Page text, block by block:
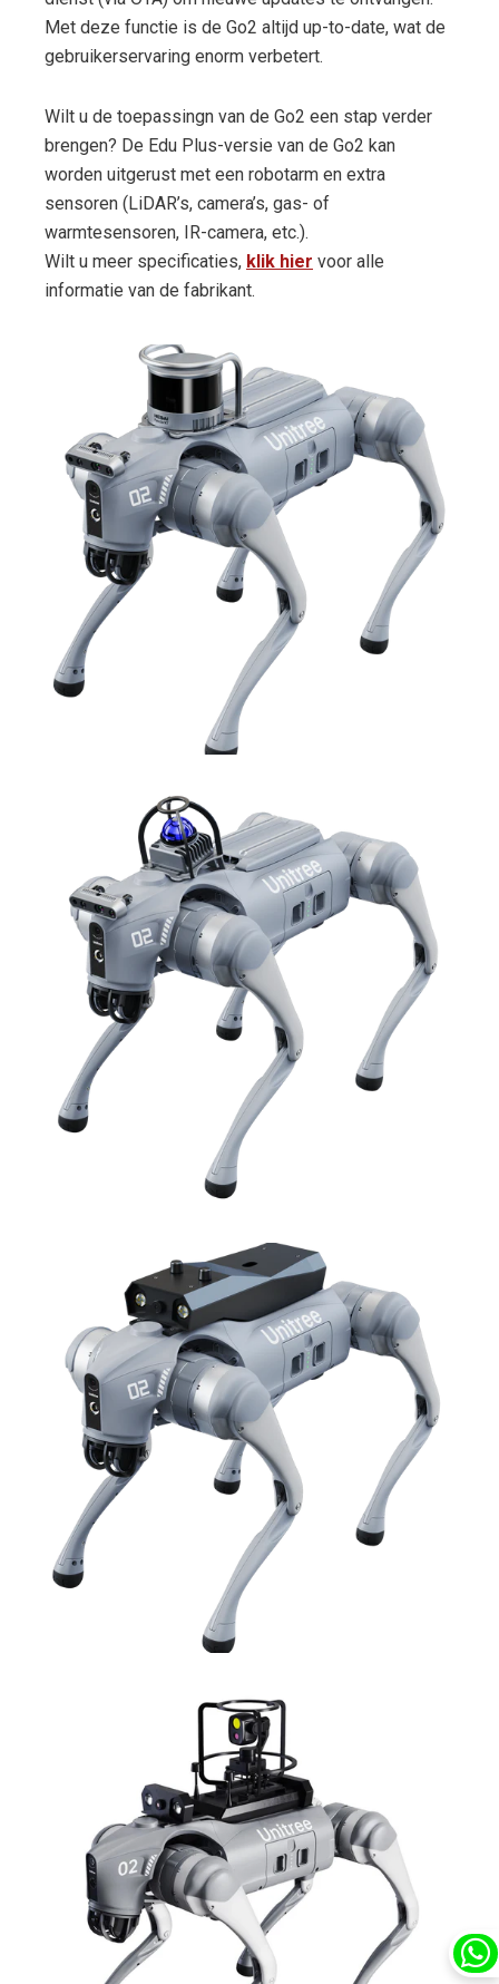
Met deze functie is de Go2 altijd up-to-date, wat de
gebruikerservaring enorm verbetert.
Wilt u de toepassingn van de Go2 een stap verder
brengen? De Edu Plus-versie van de Go2 kan
worden uitgerust met een robotarm en extra
sensoren (LiDAR’s, camera’s, gas- of
warmtesensoren, IR-camera, etc.).
Wilt u meer specificaties, klik hier voor alle
informatie van de fabrikant.